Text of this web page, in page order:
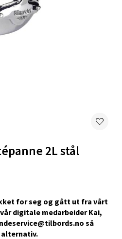
2L stål
for seg og gått ut fra vårt
digitale medarbeider Kai,
så
alternativ.
Senter Oasen
Karmsund
Velg